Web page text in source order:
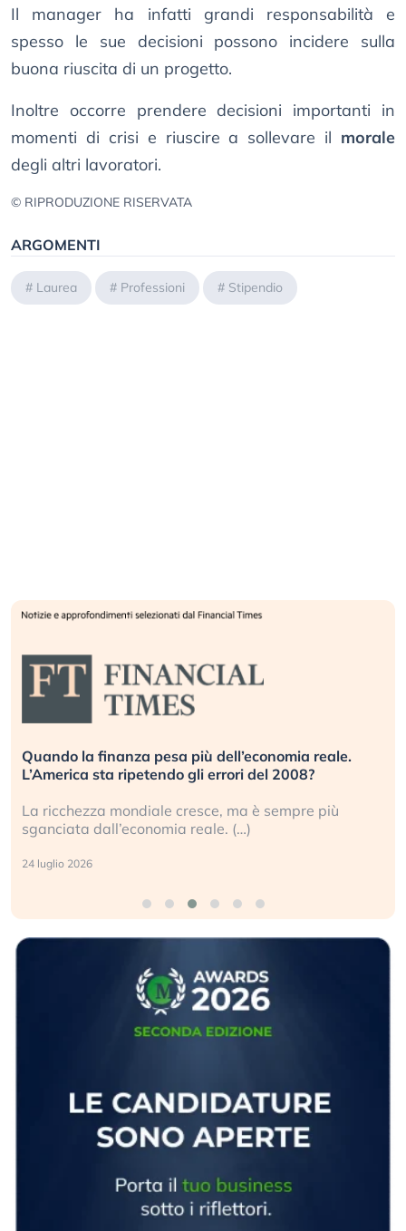
Il manager ha infatti grandi responsabilità e
spesso le sue decisioni possono incidere sulla
buona riuscita di un progetto.
Inoltre occorre prendere decisioni importanti in
momenti di crisi e riuscire a sollevare il morale
degli altri lavoratori.
© RIPRODUZIONE RISERVATA
ARGOMENTI
# Laurea # Professioni # Stipendio
Quando la finanza pesa più dell’economia reale.
L’America sta ripetendo gli errori del 2008?
La ricchezza mondiale cresce, ma è sempre più
sganciata dall’economia reale. (…)
24 luglio 2026